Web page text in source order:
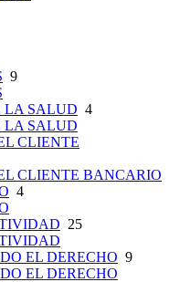
9
LA SALUD 4
LA SALUD
CLIENTE
CLIENTE BANCARIO
4
25
EL DERECHO 9
EL DERECHO